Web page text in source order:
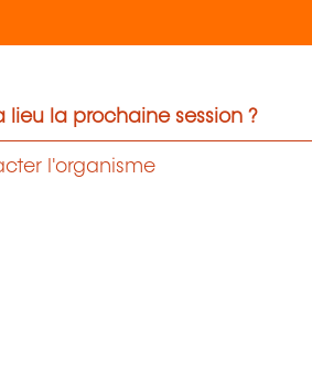
lieu la prochaine session ?
l'organisme